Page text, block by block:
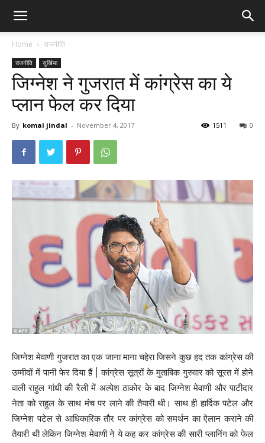
Home राजनीति
राजनीति सुर्खिया
जिग्नेश ने गुजरात में कांग्रेस का ये
प्लान फेल कर दिया
By komal jindal - November 4, 2017 0
1511
जिग्नेश मेवाणी गुजरात का एक जाना माना चहेरा जिसने कुछ हद तक कांग्रेस की
उम्मीदों में पानी फेर दिया हैं | कांग्रेस सूत्रों के मुताबिक गुरुवार को सूरत में होने
वाली राहुल गांधी की रैली में अल्पेश ठाकोर के बाद जिग्नेश मेवाणी और पाटीदार
नेता को राहुल के साथ मंच पर लाने की तैयारी थी। साथ ही हार्दिक पटेल और
जिग्नेश पटेल से आधिकारिक तौर पर कांग्रेस को समर्थन का ऐलान कराने की
तैयारी थी लेकिन जिग्नेश मेवाणी ने ये कह कर कांग्रेस की सारी प्लानिंग को फेल